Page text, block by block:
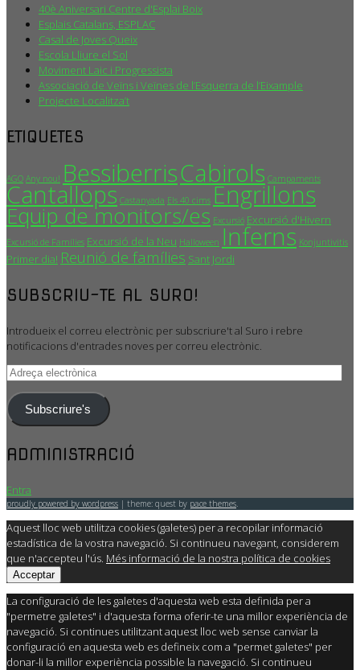
40è Aniversari Centre d'Esplai Boix
Esplais Catalans, ESPLAC
Casal de Joves Queix
Escola Lliure el Sol
Moviment Laic i Progressista
Associació de Veïns i Veïnes de l’Esquerra de l’Eixample
Projecte Localitza’t
ETIQUETES
AGO Any nou! BessiberrisCabirols Campaments
Cantallops Castanyada Els 40 cims Engrillons
Equip de monitors/es Excursió Excursió d'Hivern
Excursió de Famílies Excursió de la Neu Halloween Inferns Konjuntivitis
Primer dia! Reunió de famílies Sant Jordi
SUBSCRIU-TE AL SURO!
Introdueix el correu electrònic per subscriure't al Suro i rebre
notificacions d'entrades noves per correu electrònic.
Adreça
Subscriure's
ADMINISTRACIÓ
Entra
proudly powered by wordpress | theme: quest by pace themes.
Aquest lloc web utilitza cookies (galetes) per a recopilar informació
estadística de la vostra navegació. Si continueu navegant, considerem
que n'accepteu l'ús. Més informació de la nostra política de cookies
Acceptar
La configuració de les galetes d'aquesta web esta definida per a
"permetre galetes" i d'aquesta forma oferir-te una millor experiència de
navegació. Si continues utilitzant aquest lloc web sense canviar la
configuració en aquesta web es defineix com a "permet galetes" per
donar-li la millor experiència possible la navegació. Si continueu